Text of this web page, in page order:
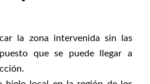
la zona intervenida sin las
que se puede llegar a